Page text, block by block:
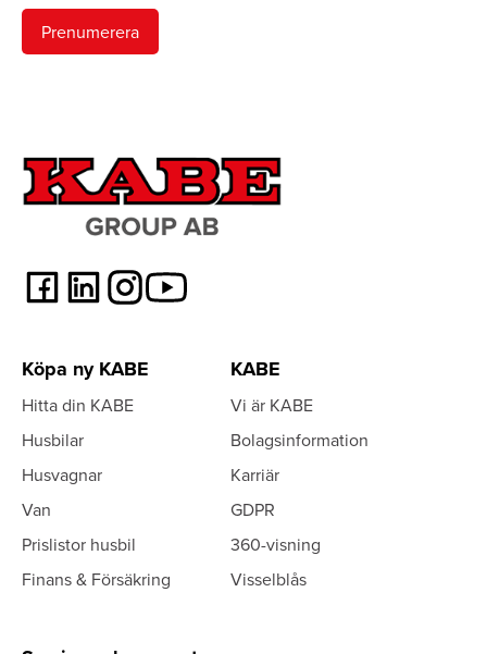
Köpa ny KABE
Hitta din KABE
Husbilar
Husvagnar
Van
Prislistor husbil
Finans & Försäkring
KABE
Vi är KABE
Bolagsinformation
Karriär
GDPR
360-visning
Visselblås